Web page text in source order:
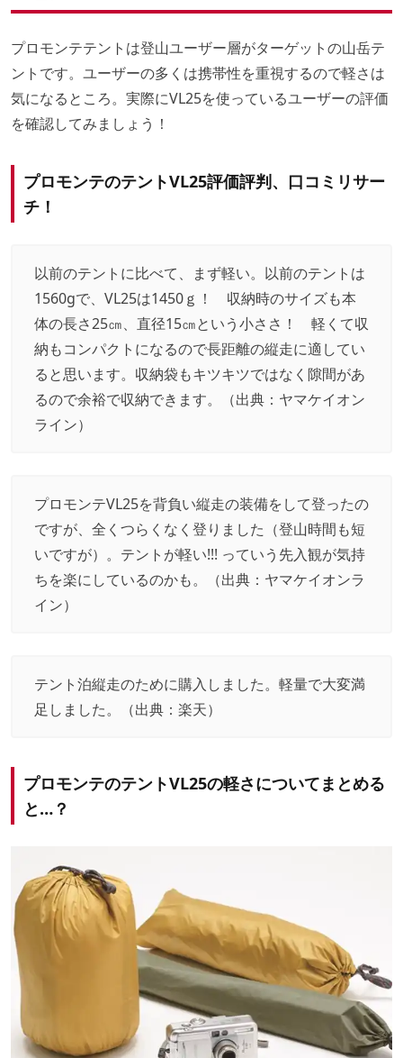
プロモンテテントは登山ユーザー層がターゲットの山岳テ
ントです。ユーザーの多くは携帯性を重視するので軽さは
気になるところ。実際にVL25を使っているユーザーの評価
を確認してみましょう！
プロモンテのテントVL25評価評判、口コミリサー
チ！
以前のテントに比べて、まず軽い。以前のテントは
1560gで、VL25は1450ｇ！ 収納時のサイズも本
体の長さ25㎝、直径15㎝という小ささ！ 軽くて収
納もコンパクトになるので長距離の縦走に適してい
ると思います。収納袋もキツキツではなく隙間があ
るので余裕で収納できます。（出典： ヤマケイオン
ライン）
プロモンテVL25を背負い縦走の装備をして登ったの
ですが、全くつらくなく登りました（登山時間も短
いですが）。テントが軽い!!! っていう先入観が気持
ちを楽にしているのかも。（出典： ヤマケイオンラ
イン）
テント泊縦走のために購入しました。軽量で大変満
足しました。（出典： 楽天）
プロモンテのテントVL25の軽さについてまとめる
と…？